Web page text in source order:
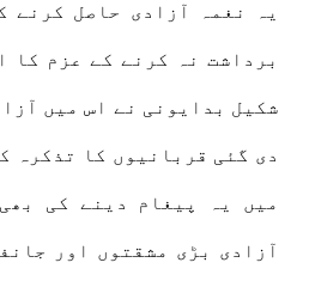
یہ نغمہ آزادی حاصل کرنے
برداشت نہ کرنے کے عزم کا
شکیل بدایونی نے اس میں
دی گئی قربانیوں کا تذکرہ
میں یہ پیغام دینے کی
آزادی بڑی مشقتوں اور